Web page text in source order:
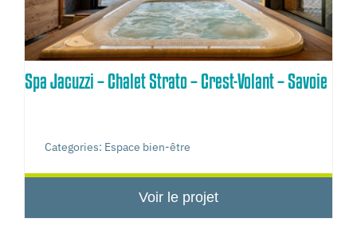
Spa Jacuzzi – Chalet Strato – Crest-Volant – Savoie
Categories: Espace bien-être
Voir le projet